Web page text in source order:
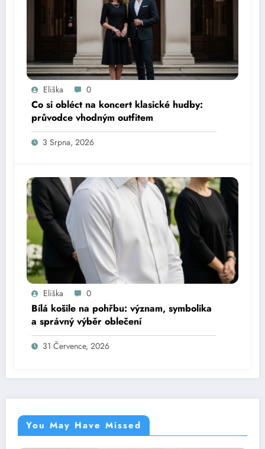
Eliška 0
Co si obléct na koncert klasické hudby:
průvodce vhodným outfitem
3 Srpna, 2026
Eliška 0
Bílá košile na pohřbu: význam, symbolika
a správný výběr oblečení
31 Července, 2026
You May Have Missed